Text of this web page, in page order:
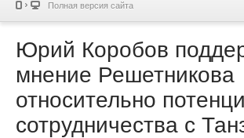
Полная версия сайта
Юрий Коробов
мнение Решетникова
относительно
сотрудничества с